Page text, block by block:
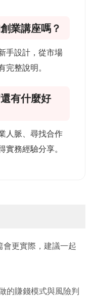
業講座嗎？
手設計，從市場
整說明。
有什麼好
人脈、尋找合作
務經驗分享。
更實際，建議一起
的賺錢模式與風險判